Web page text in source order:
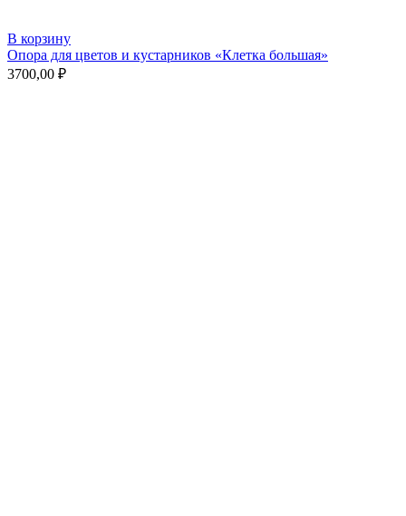
В корзину
Опора для цветов и кустарников «Клетка большая»
3700,00 ₽